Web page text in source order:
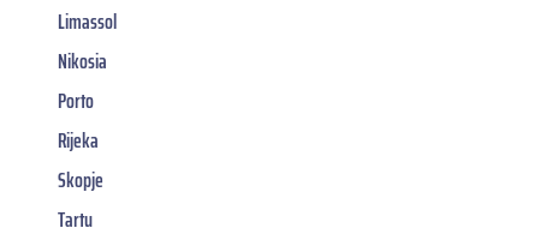
Limassol
Nikosia
Porto
Rijeka
Skopje
Tartu